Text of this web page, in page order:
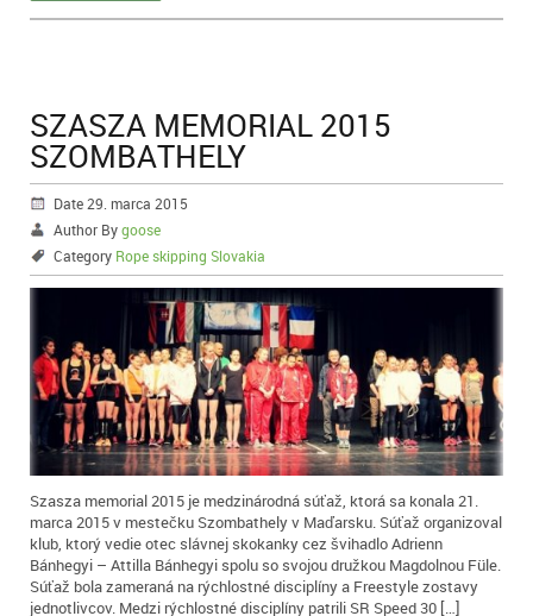
SZASZA MEMORIAL 2015
SZOMBATHELY
Date 29. marca 2015
Author Bygoose
Category Rope skipping Slovakia
Szasza memorial 2015 je medzinárodná súťaž, ktorá sa konala 21.
marca 2015 v mestečku Szombathely v Maďarsku. Súťaž organizoval
klub, ktorý vedie otec slávnej skokanky cez švihadlo Adrienn
Bánhegyi – Attilla Bánhegyi spolu so svojou družkou Magdolnou Füle.
Súťaž bola zameraná na rýchlostné disciplíny a Freestyle zostavy
jednotlivcov. Medzi rýchlostné disciplíny patrili SR Speed 30 […]